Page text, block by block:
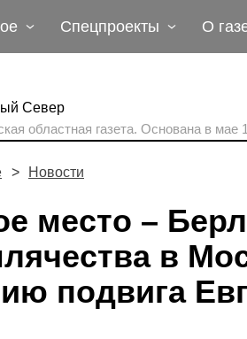
Спецпроекты О
областная газета. Основана в мае
Новости
место –
в
подвига